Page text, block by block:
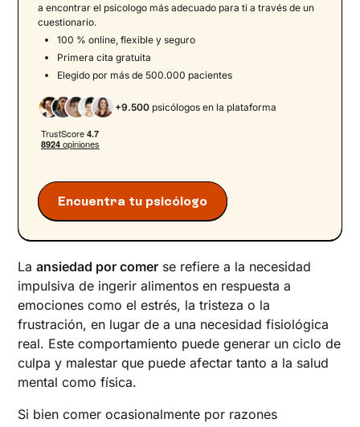
Dietas restrictivas y patrones alimentarios
inadecuados
Traumas y estrés postraumático
Cómo controlar la ansiedad por comer:
estrategias útiles
Construir buenos hábitos alimentarios
Beber más agua
Realizar actividad física regularmente
Utilizar técnicas de relajación
cómo puede mantenerse y cómo empezar a
cambiarlo
Ejercicios prácticos para acompañar el
manejo diario de la ansiedad por comer
Preguntas de autoevaluación para reconocer
la ansiedad relacionada con la alimentación
ansiedad relacionada con la alimentación en
a encontrar el psicologo más adecuado para ti a través de un
cuestionario.
Encuentra tu psicólogo
100 % online, flexible y seguro
Primera cita gratuita
Elegido por más de 500.000 pacientes
+9.500 psicólogos en la plataforma
Laansiedad por comer se refiere a la necesidad
impulsiva de ingerir alimentos en respuesta a
emociones como el estrés, la tristeza o la
frustración, en lugar de a una necesidad fisiológica
real. Este comportamiento puede generar un ciclo de
culpa y malestar que puede afectar tanto a la salud
mental como física.
Si bien comer ocasionalmente por razones